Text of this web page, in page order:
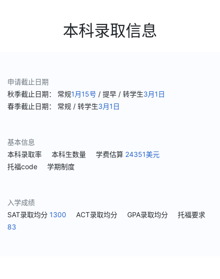
本科录取信息
申请截止日期
秋季截止日期：
常规1月15号 / 提早 / 转学生3月1日
春季截止日期：
常规 / 转学生3月1日
基本信息
本科录取率
本科生数量 学费估算 24351美元
托福code
学期制度
入学成绩
SAT录取均分 1300 ACT录取均分 GPA录取均分
托福要求
83